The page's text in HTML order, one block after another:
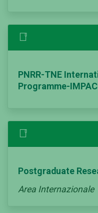
PNRR-TNE
Programme-
Postgraduate
Area Internazionale